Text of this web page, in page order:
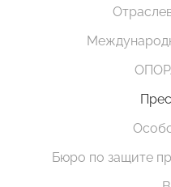
Бюро по защите